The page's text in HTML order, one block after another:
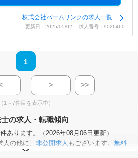
株式会社パームリンクの求人一覧
更新日：2025/05/02 求人番号：9026460
1
> >>
（1～7件目を表示中）
の求人・転職傾向
あります。（2026年08月06日更新）
の他に、 非公開求人 もございます。 無料
みいただくと、全求人からご希望条件に合